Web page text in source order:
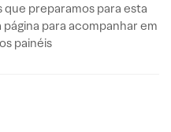
que preparamos para esta
para acompanhar em
painéis